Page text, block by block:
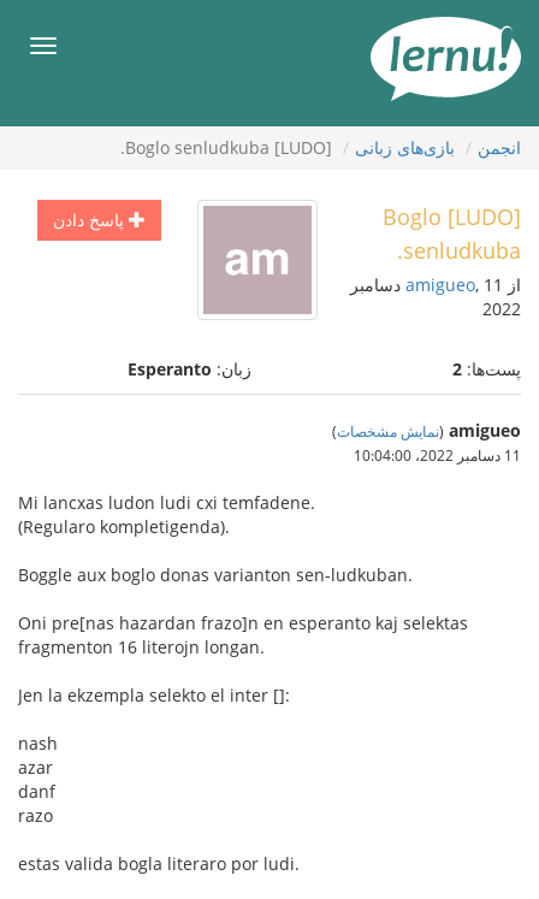
محتوا
انجمن بازی‌های زبانی [LUDO] Boglo senludkuba.
پاسخ دادن
[LUDO] Boglo
senludkuba.
از amigueo , 11 دسامبر
2022
پست‌ها: 2 زبان: Esperanto
amigueo
(نمایش مشخصات)
11 دسامبر 2022،‏ 10:04:00
Mi lancxas ludon ludi cxi temfadene.
(Regularo kompletigenda).
Boggle aux boglo donas varianton sen-ludkuban.
Oni pre[nas hazardan frazo]n en esperanto kaj selektas
fragmenton 16 literojn longan.
Jen la ekzempla selekto el inter []:
nash
azar
danf
razo
estas valida bogla literaro por ludi.